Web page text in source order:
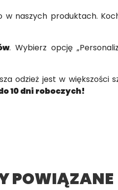
naszych produktach.
. Wybierz opcję
odzież jest w większości
10 dni roboczych!
POWIĄZANE